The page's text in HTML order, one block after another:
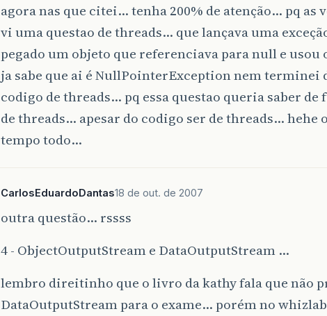
agora nas que citei… tenha 200% de atenção… pq as
vi uma questao de threads… que lançava uma
pegado um objeto que referenciava para null e usou
ja sabe que ai é NullPointerException nem terminei
codigo de threads… pq essa questao queria saber
de threads… apesar do codigo ser de threads… hehe
tempo todo…
CarlosEduardoDantas18 de out. de 2007
outra questão… rssss
4 - ObjectOutputStream e DataOutputStream …
lembro direitinho que o livro da kathy fala que não
DataOutputStream para o exame… porém no